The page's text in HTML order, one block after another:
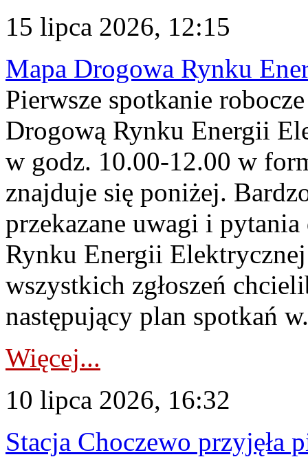
15 lipca 2026, 12:15
Mapa Drogowa Rynku
Pierwsze spotkanie
Drogową Rynku Energii
w godz. 10.00-12.00 w
znajduje się poniżej.
przekazane uwagi i
Rynku Energii
wszystkich zgłoszeń
następujący plan spotkań
Więcej...
10 lipca 2026, 16:32
Stacja Choczewo przyjęła